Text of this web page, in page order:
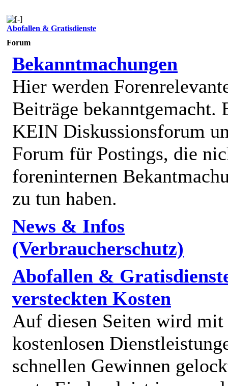
Abofallen & Gratisdienste
Forum
Bekanntmachungen
Hier werden
Beiträge bekanntgemacht.
KEIN Diskussionsforum
Forum für Postings, die
foreninternen
zu tun haben.
News & Infos
(Verbraucherschutz)
Abofallen &
versteckten Kosten
Auf diesen Seiten wird mit
kostenlosen
schnellen Gewinnen